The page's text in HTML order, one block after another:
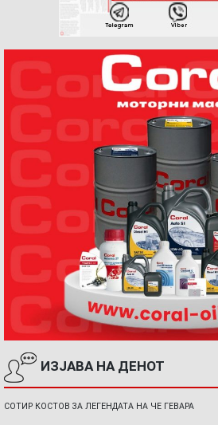
ИЗЈАВА НА ДЕНОТ
СОТИР КОСТОВ ЗА ЛЕГЕНДАТА НА ЧЕ ГЕВАРА